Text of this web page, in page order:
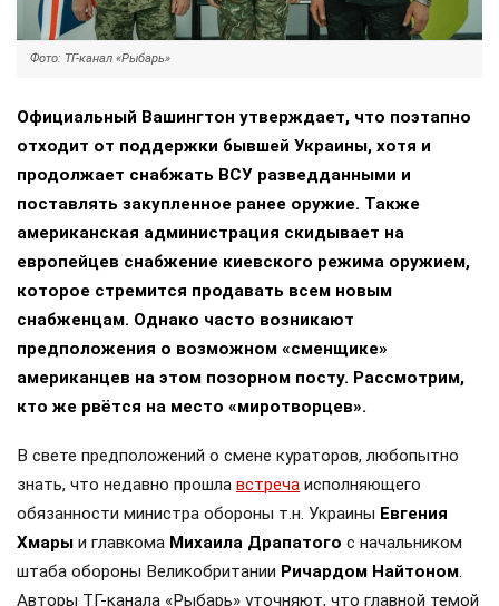
Фото: ТГ-канал «Рыбарь»
Официальный Вашингтон утверждает, что поэтапно
отходит от поддержки бывшей Украины, хотя и
продолжает снабжать ВСУ разведданными и
поставлять закупленное ранее оружие. Также
американская администрация скидывает на
европейцев снабжение киевского режима оружием,
которое стремится продавать всем новым
снабженцам. Однако часто возникают
предположения о возможном «сменщике»
американцев на этом позорном посту. Рассмотрим,
кто же рвётся на место «миротворцев».
В свете предположений о смене кураторов, любопытно
знать, что недавно прошла встреча исполняющего
обязанности министра обороны т.н. Украины Евгения
Хмары и главкома Михаила Драпатого с начальником
штаба обороны Великобритании Ричардом Найтоном.
Авторы ТГ-канала «Рыбарь» уточняют, что главной темой